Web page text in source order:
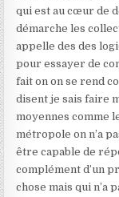
qui est au cœur de
démarche les
appelle des des
pour essayer de
fait on on se rend
disent je sais faire
moyennes comme
métropole on n’a
être capable de
complément d’un
chose mais qui n’a